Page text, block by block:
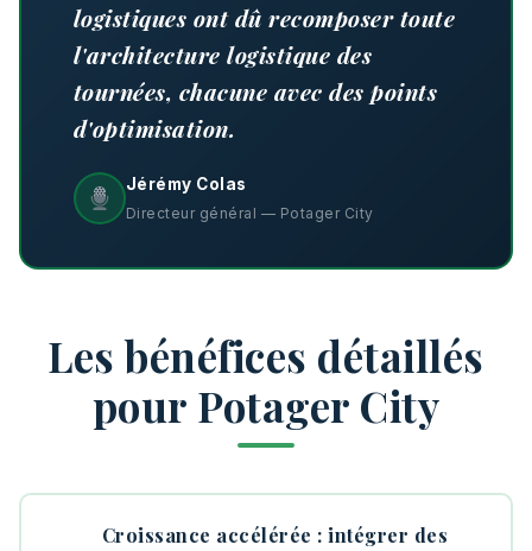
logistiques ont dû recomposer toute
l'architecture logistique des
tournées, chacune avec des points
d'optimisation.
Jérémy Colas
Directeur général — Potager City
Les bénéfices détaillés
pour Potager City
Croissance accélérée : intégrer des